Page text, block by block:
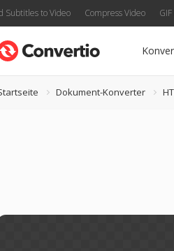
Subtitles to Video Compress Video
Dokument-Konverter